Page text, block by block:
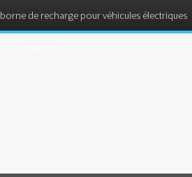
de recharge pour véhicules électriques